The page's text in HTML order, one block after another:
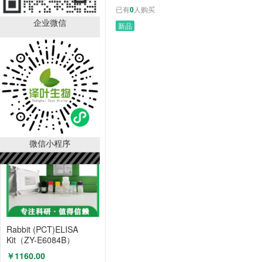
企业微信
微信小程序
SLCO4A1 antibody
ZY62713
￥1050.00
已有66人购买
Rabbit (PCT)ELISA
Kit（ZY-E6084B）
￥1160.00
已有0人购买
新品